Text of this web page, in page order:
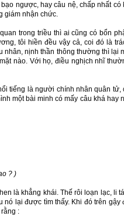
ngược, hay câu nệ, chấp nhất có
giám nhận chức.
trong triều thì ai cũng có bổn
tôi hiền đều vậy cả, coi đó là
nhân, nịnh thần thông thường thì lại
nào. Với họ, điều nghịch nhĩ
là người chính nhân quân tử,
một bài minh có mấy câu khá hay
? )
là khẳng khái. Thế rôi loạn lạc, li
nó lại được tìm thấy. Khi đó trên gậy
: